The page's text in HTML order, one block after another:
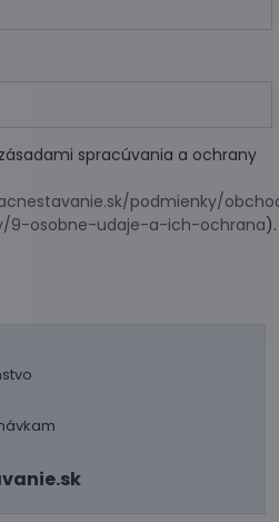
spracúvania a ochrany
podmienky/
9-osobne-udaje-a-ich-ochrana